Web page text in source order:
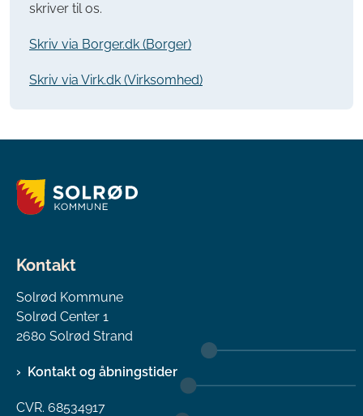
skriver til os.
Skriv via Borger.dk (Borger)
Skriv via Virk.dk (Virksomhed)
Kontakt
Solrød Kommune
Solrød Center 1
2680 Solrød Strand
Kontakt og åbningstider
CVR. 68534917